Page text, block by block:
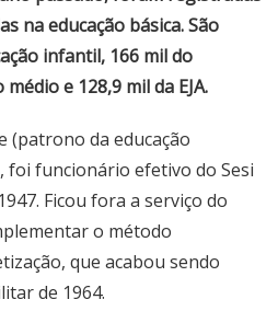
na educação básica. São
infantil, 166 mil do
e 128,9 mil da EJA.
(patrono da educação
foi funcionário efetivo do Sesi
Ficou fora a serviço do
o método
que acabou sendo
de 1964.